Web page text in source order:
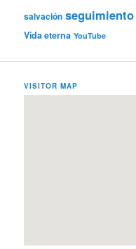
salvación seguimiento
Vida eterna YouTube
VISITOR MAP